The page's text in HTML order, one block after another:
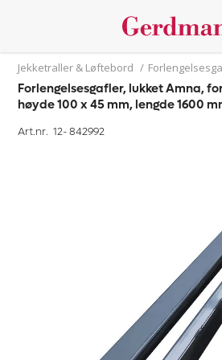
Jekketraller & Løftebord /
Forlengelsesgafler, lukket Amna,
høyde 100 x 45 mm, lengde 1600
Art.nr. 12-842992